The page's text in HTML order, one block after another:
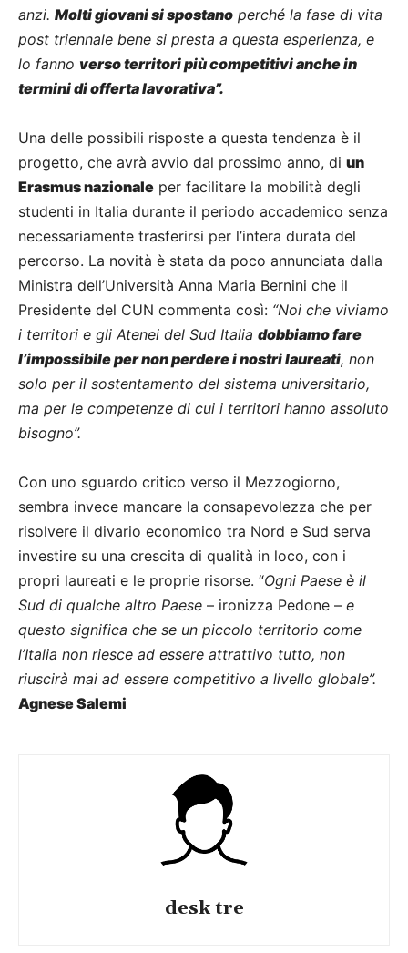
anzi. Molti giovani si spostano perché la fase di vita
post triennale bene si presta a questa esperienza, e
lo fanno verso territori più competitivi anche in
termini di offerta lavorativa”.
Una delle possibili risposte a questa tendenza è il
progetto, che avrà avvio dal prossimo anno, di un
Erasmus nazionale per facilitare la mobilità degli
studenti in Italia durante il periodo accademico senza
necessariamente trasferirsi per l’intera durata del
percorso. La novità è stata da poco annunciata dalla
Ministra dell’Università Anna Maria Bernini che il
Presidente del CUN commenta così: “Noi che viviamo
i territori e gli Atenei del Sud Italia dobbiamo fare
l’impossibile per non perdere i nostri laureati, non
solo per il sostentamento del sistema universitario,
ma per le competenze di cui i territori hanno assoluto
bisogno”.
Con uno sguardo critico verso il Mezzogiorno,
sembra invece mancare la consapevolezza che per
risolvere il divario economico tra Nord e Sud serva
investire su una crescita di qualità in loco, con i
propri laureati e le proprie risorse. “Ogni Paese è il
Sud di qualche altro Paese – ironizza Pedone – e
questo significa che se un piccolo territorio come
l’Italia non riesce ad essere attrattivo tutto, non
riuscirà mai ad essere competitivo a livello globale”.
Agnese Salemi
desk tre